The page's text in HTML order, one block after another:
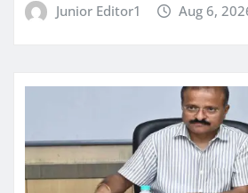
Junior Editor1 Aug 6,